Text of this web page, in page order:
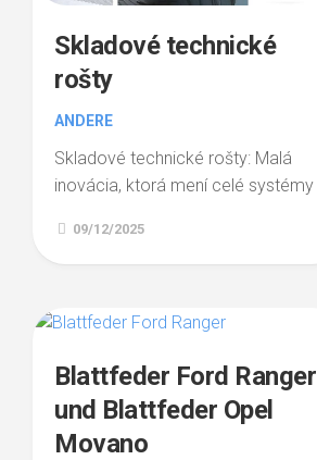
Skladové technické
rošty
ANDERE
Skladové technické rošty: Malá
inovácia, ktorá mení celé systémy
09/12/2025
Blattfeder Ford Ranger
und Blattfeder Opel
Movano